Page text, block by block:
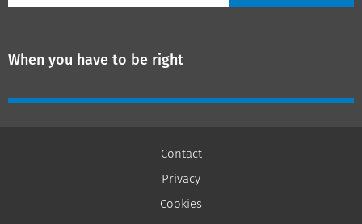
When you have to be right
Contact
Privacy
Cookies